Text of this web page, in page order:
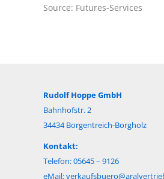
Source: Futures-Services
Rudolf Hoppe GmbH
Bahnhofstr. 2
34434 Borgentreich-Borgholz
Kontakt:
Telefon: 05645 – 9126
eMail: